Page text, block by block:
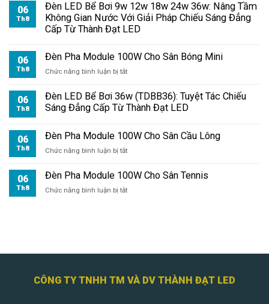
06
Th8
Đèn LED Bể Bơi 9w 12w 18w 24w 36w: Nâng Tầm
Không Gian Nước Với Giải Pháp Chiếu Sáng Đẳng
Cấp Từ Thành Đạt LED
06
Th8
Đèn Pha Module 100W Cho Sân Bóng Mini
Chức năng bình luận bị tắtở
Pha
Module
Sân
06
Th8
Đèn LED Bể Bơi 36w (TDBB36): Tuyệt Tác Chiếu
Sáng Đẳng Cấp Từ Thành Đạt LED
06
Th8
Đèn Pha Module 100W Cho Sân Cầu Lông
Chức năng bình luận bị tắtở
Pha
100W
06
Th8
Đèn Pha Module 100W Cho Sân Tennis
Chức năng bình luận bị tắtở
Sân
CÔNG TY TNHH TM VÀ DV THÀNH ĐẠT LED